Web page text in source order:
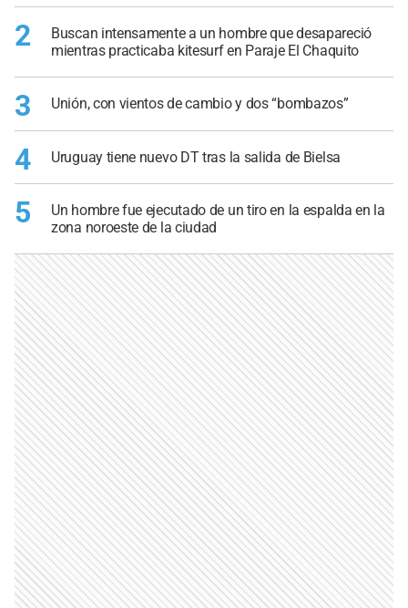
2
Buscan intensamente a un hombre que desapareció
mientras practicaba kitesurf en Paraje El Chaquito
3 Unión, con vientos de cambio y dos “bombazos”
4 Uruguay tiene nuevo DT tras la salida de Bielsa
5
Un hombre fue ejecutado de un tiro en la espalda en la
zona noroeste de la ciudad